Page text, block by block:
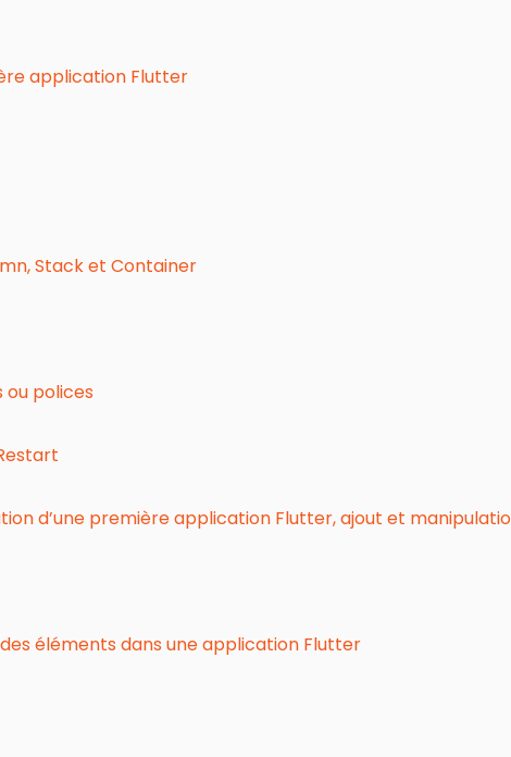
application Flutter
Stack et Container
ou polices
d’une première application Flutter, ajout et
éléments dans une application Flutter